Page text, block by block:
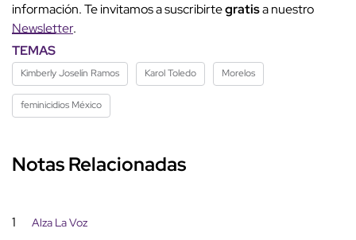
información. Te invitamos a suscribirtegratisa nuestro
Newsletter.
TEMAS
Kimberly Joselín Ramos Karol Toledo Morelos
feminicidios México
Notas Relacionadas
1 Alza La Voz